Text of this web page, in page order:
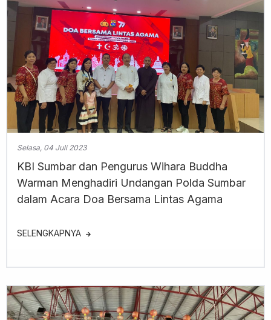
Selasa, 04 Juli 2023
KBI Sumbar dan Pengurus Wihara Buddha
Warman Menghadiri Undangan Polda Sumbar
dalam Acara Doa Bersama Lintas Agama
SELENGKAPNYA